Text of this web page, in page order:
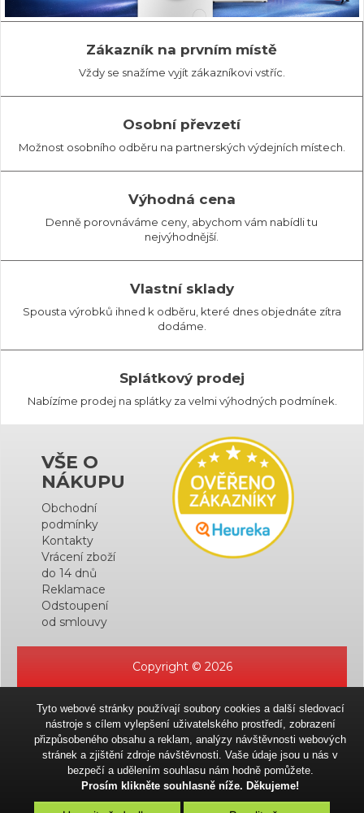
Zákazník na prvním místě
Vždy se snažíme vyjít zákazníkovi vstříc.
Osobní převzetí
Možnost osobního odběru na partnerských výdejních místech.
Výhodná cena
Denně porovnáváme ceny, abychom vám nabídli tu
nejvýhodnější.
Vlastní sklady
Spousta výrobků ihned k odběru, které dnes objednáte zítra
dodáme.
Splátkový prodej
Nabízíme prodej na splátky za velmi výhodných podmínek.
VŠE O
NÁKUPU
Obchodní
podmínky
Kontakty
Vrácení zboží
do 14 dnů
Reklamace
Odstoupení
od smlouvy
Copyright © 2026
Tyto webové stránky používají soubory cookies a další sledovací
nástroje s cílem vylepšení uživatelského prostředí, zobrazení
přizpůsobeného obsahu a reklam, analýzy návštěvnosti webových
stránek a zjištění zdroje návštěvnosti. Vaše údaje jsou u nás v
bezpečí a udělením souhlasu nám hodně pomůžete.
Prosím klikněte souhlasně níže. Děkujeme!